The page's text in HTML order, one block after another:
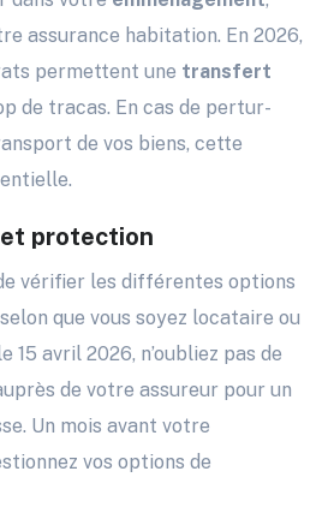
assurance habitation. En 2026,
permettent une transfert
de tracas. En cas de pertur­
de vos biens, cette
protection
vérifier les différentes options
que vous soyez locataire ou
15 avril 2026, n’oubliez pas de
de votre assureur pour un
Un mois avant votre
vos options de